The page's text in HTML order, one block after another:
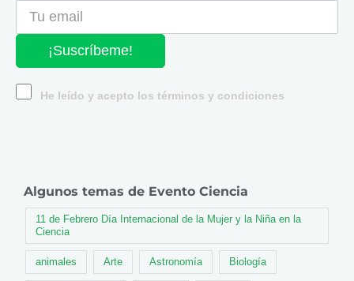
¡Suscríbeme!
He leído y acepto los términos y condiciones
Algunos temas de Evento Ciencia
11 de Febrero Día Internacional de la Mujer y la Niña en la
Ciencia
animales Arte Astronomía Biología